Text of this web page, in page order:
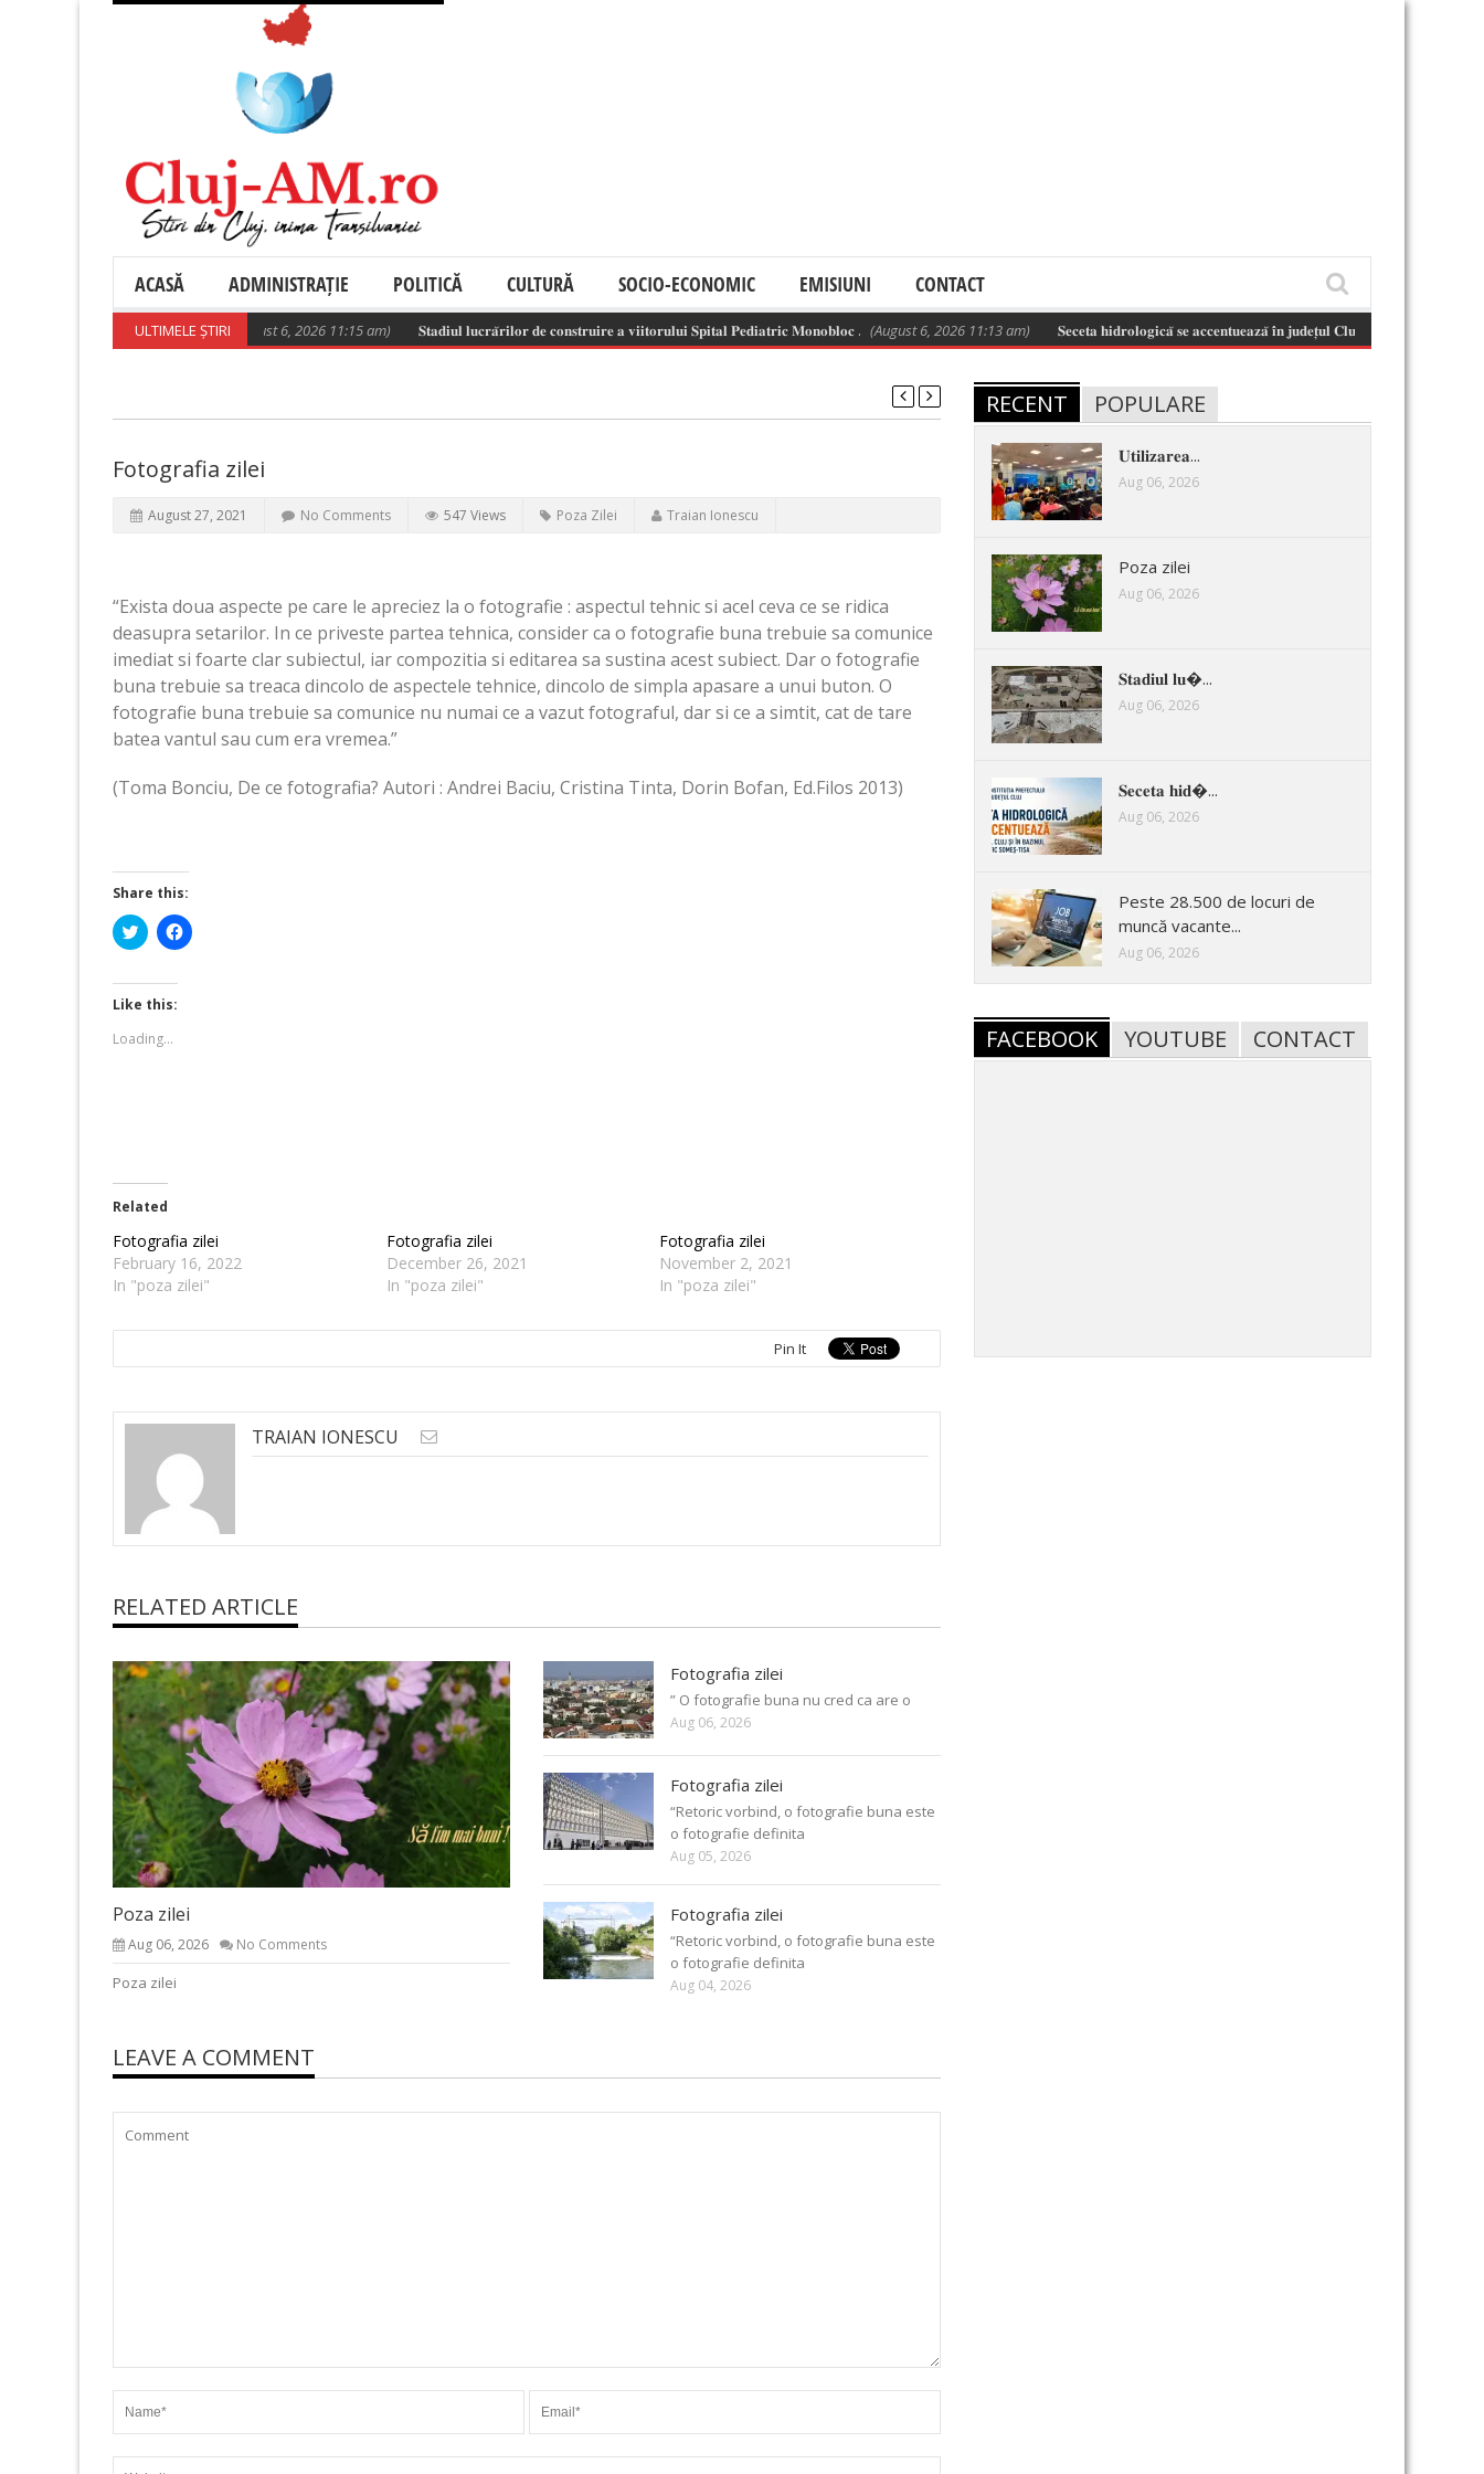
ACASĂ ADMINISTRAȚIE POLITICĂ CULTURĂ SOCIO-ECONOMIC EMISIUNI CONTACT
ULTIMELE ȘTIRI
Poza zilei (August 6, 2026 11:15 am) 𝐒𝐭𝐚𝐝𝐢𝐮𝐥 𝐥𝐮𝐜𝐫𝐚̆𝐫𝐢𝐥𝐨𝐫 𝐝𝐞 𝐜𝐨𝐧𝐬𝐭𝐫𝐮𝐢𝐫𝐞 𝐚 𝐯𝐢𝐢𝐭𝐨𝐫𝐮𝐥𝐮𝐢 𝐒𝐩𝐢𝐭𝐚𝐥 𝐏𝐞𝐝𝐢𝐚𝐭𝐫𝐢𝐜 𝐌𝐨𝐧𝐨𝐛𝐥𝐨𝐜 . (August 6, 2026 11:13 am) 𝐒𝐞𝐜𝐞𝐭𝐚 𝐡𝐢𝐝𝐫𝐨𝐥𝐨𝐠𝐢𝐜𝐚̆ 𝐬𝐞 𝐚𝐜𝐜𝐞𝐧𝐭𝐮𝐞𝐚𝐳𝐚̆ 𝐢̂𝐧 𝐣𝐮𝐝𝐞𝐭̦𝐮𝐥 𝐂𝐥𝐮𝐣 𝐬̦𝐢 𝐢̂𝐧 𝐛𝐚𝐳𝐢𝐧𝐮𝐥
Fotografia zilei
August 27, 2021 No Comments 547 Views Poza Zilei Traian Ionescu
“Exista doua aspecte pe care le apreciez la o fotografie : aspectul tehnic si acel ceva ce se ridica
deasupra setarilor. In ce priveste partea tehnica, consider ca o fotografie buna trebuie sa comunice
imediat si foarte clar subiectul, iar compozitia si editarea sa sustina acest subiect. Dar o fotografie
buna trebuie sa treaca dincolo de aspectele tehnice, dincolo de simpla apasare a unui buton. O
fotografie buna trebuie sa comunice nu numai ce a vazut fotograful, dar si ce a simtit, cat de tare
batea vantul sau cum era vremea.”
(Toma Bonciu, De ce fotografia? Autori : Andrei Baciu, Cristina Tinta, Dorin Bofan, Ed.Filos 2013)
Share this:
Click
to
Twitter
(Opens
in
new
window)
Click
to
Like this:
Loading...
Related
Fotografia zilei
February 16, 2022
In "poza zilei"
Fotografia zilei
December 26, 2021
In "poza zilei"
Fotografia zilei
November 2, 2021
In "poza zilei"
Pin It
TRAIAN IONESCU
RELATED ARTICLE
Poza zilei
Aug 06, 2026 No Comments
Poza zilei
Fotografia zilei
” O fotografie buna nu cred ca are o
Aug 06, 2026
Fotografia zilei
“Retoric vorbind, o fotografie buna este
o fotografie definita
Aug 05, 2026
Fotografia zilei
“Retoric vorbind, o fotografie buna este
o fotografie definita
Aug 04, 2026
LEAVE A COMMENT
RECENT POPULARE
𝐔𝐭𝐢𝐥𝐢𝐳𝐚𝐫𝐞𝐚...
Aug 06, 2026
Poza zilei
Aug 06, 2026
𝐒𝐭𝐚𝐝𝐢𝐮𝐥 𝐥𝐮�...
Aug 06, 2026
𝐒𝐞𝐜𝐞𝐭𝐚 𝐡𝐢𝐝�...
Aug 06, 2026
Peste 28.500 de locuri de
muncă vacante...
Aug 06, 2026
FACEBOOK YOUTUBE CONTACT